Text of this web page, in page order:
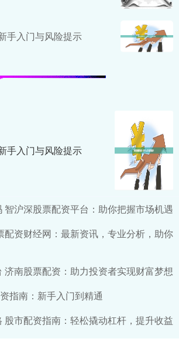
手入门与风险提示
手入门与风险提示
智沪深股票配资平台：助你把握市场机遇
配资财经网：最新资讯，专业分析，助你
济南股票配资：助力投资者实现财富梦想
指南：新手入门到精通
股市配资指南：轻松撬动杠杆，提升收益